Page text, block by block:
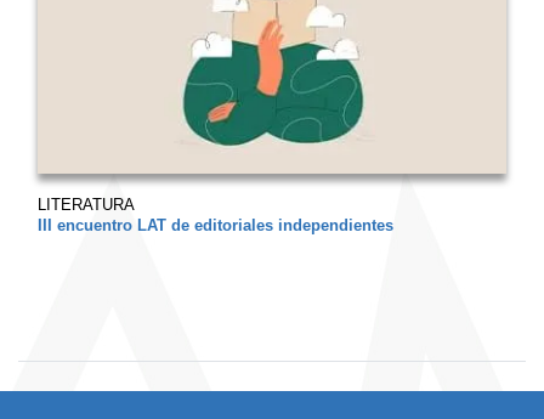
LITERATURA
III encuentro LAT de editoriales independientes